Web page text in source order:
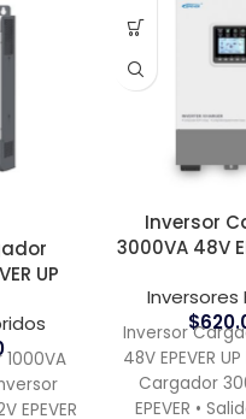
UP
EPEVER
Inversor
3000VA 48V
Inversores
$
Inversor
48V EPEVER
Cargador
EPEVER •